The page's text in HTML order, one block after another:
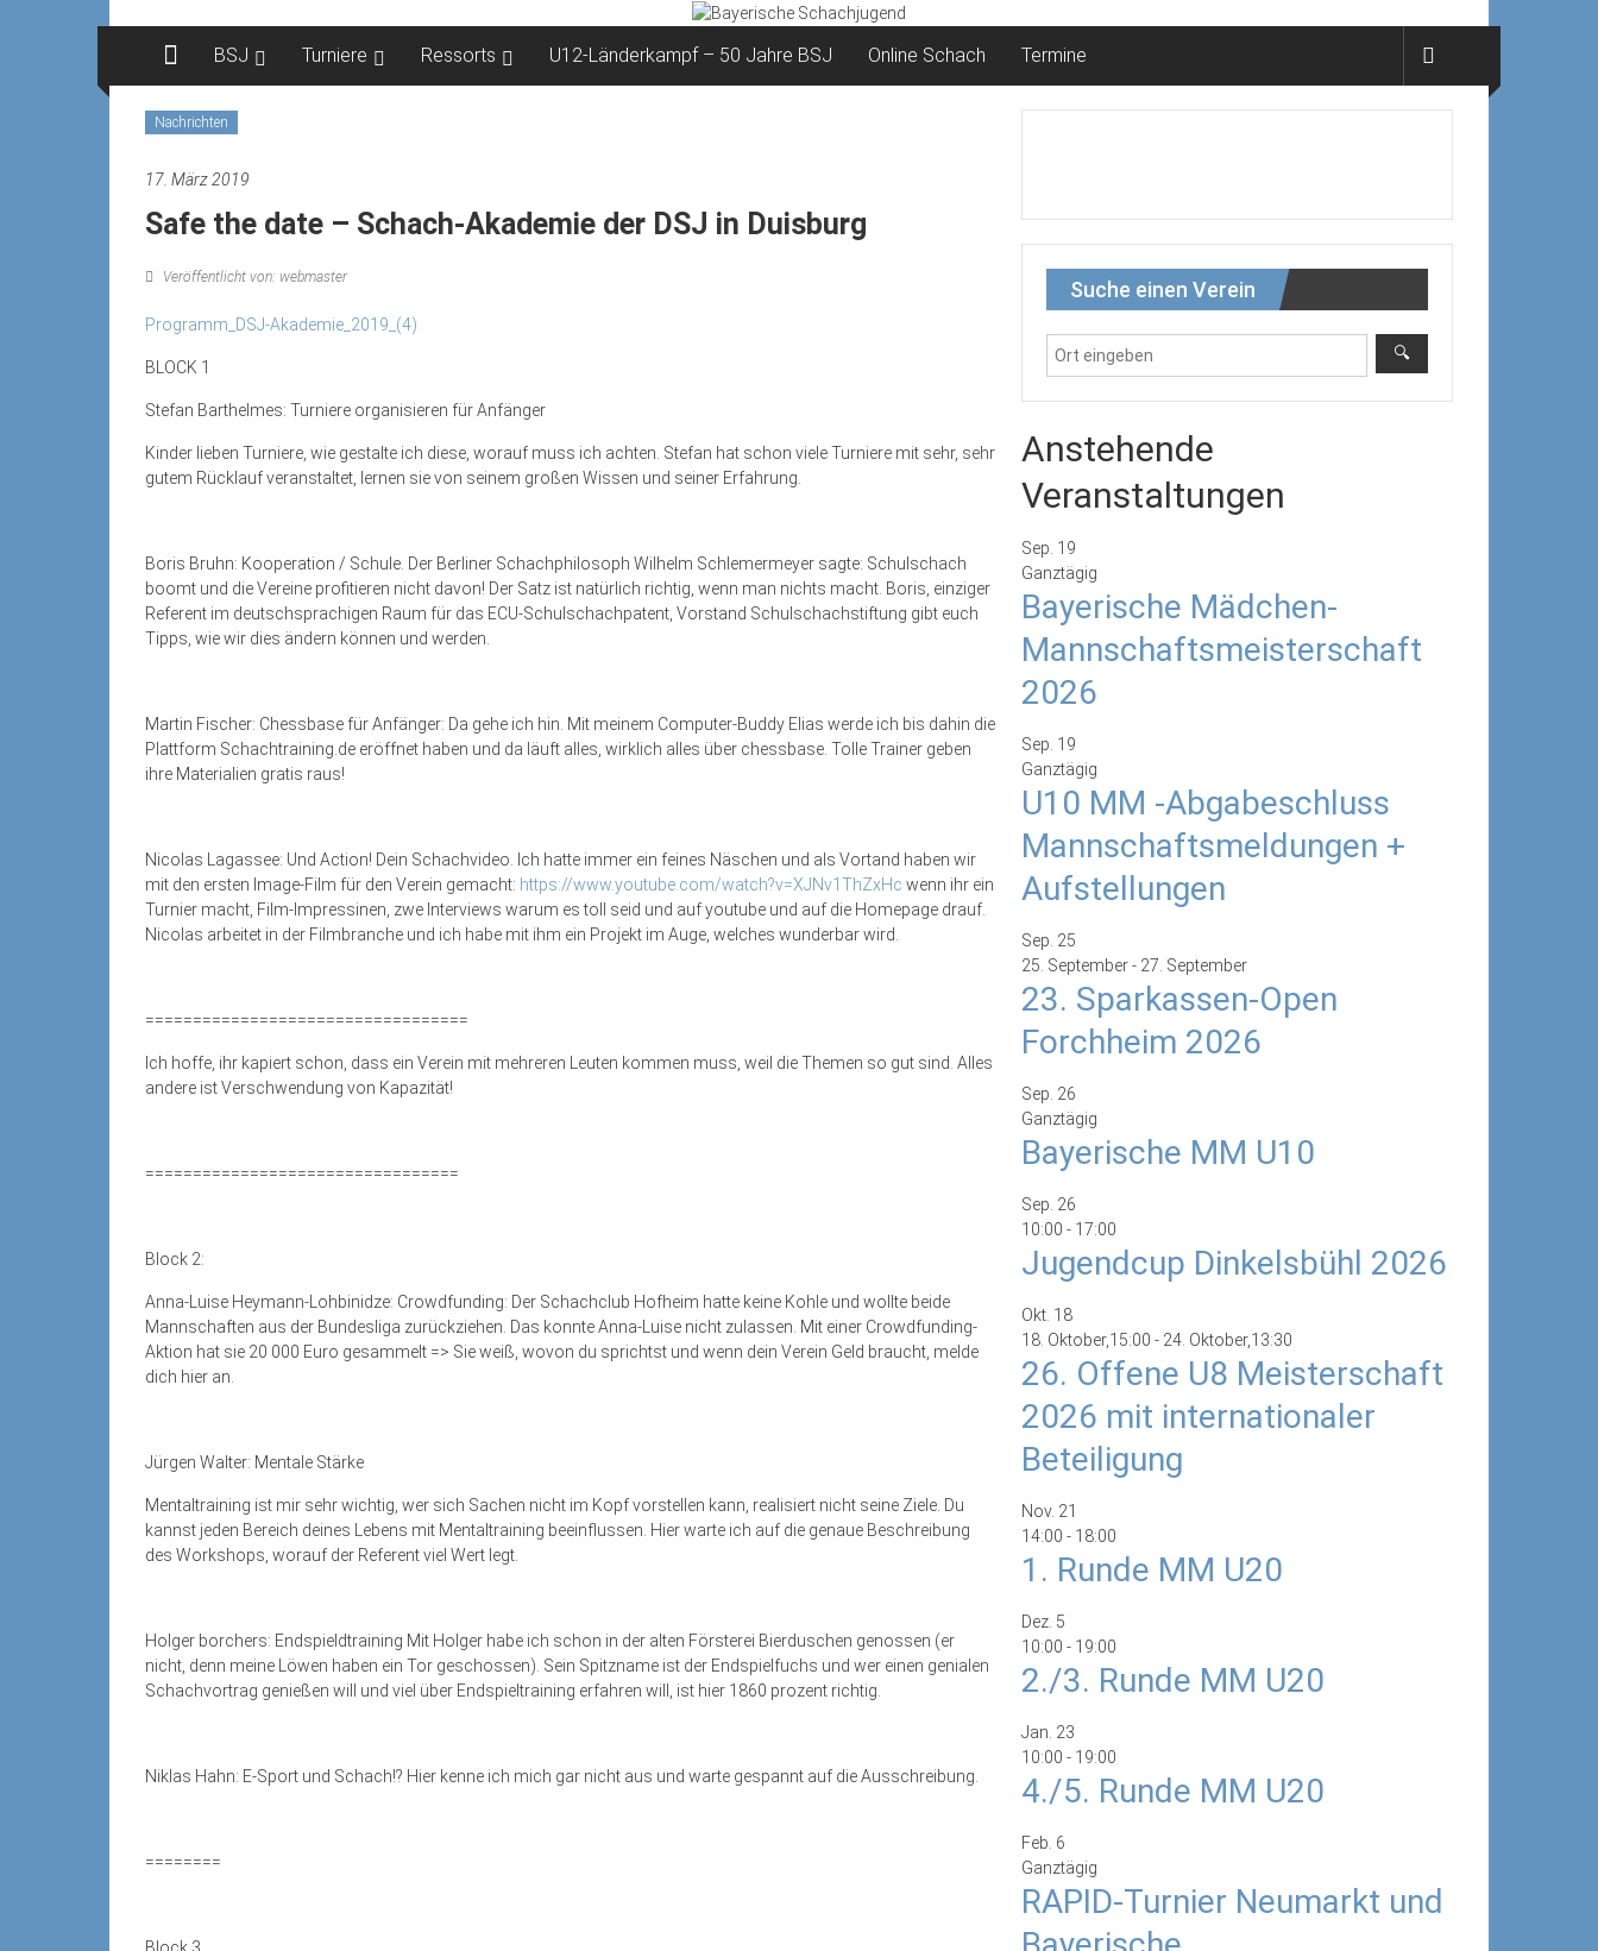
springen
BSJ Turniere Ressorts U12-Länderkampf – 50 Jahre BSJ Online Schach Termine
Nachrichten
17. März 2019
Safe the date – Schach-Akademie der DSJ in Duisburg
Veröffentlicht von: webmaster
Programm_DSJ-Akademie_2019_(4)
BLOCK 1
Stefan Barthelmes: Turniere organisieren für Anfänger
Kinder lieben Turniere, wie gestalte ich diese, worauf muss ich achten. Stefan hat schon viele Turniere mit sehr, sehr
gutem Rücklauf veranstaltet, lernen sie von seinem großen Wissen und seiner Erfahrung.
Boris Bruhn: Kooperation / Schule. Der Berliner Schachphilosoph Wilhelm Schlemermeyer sagte: Schulschach
boomt und die Vereine profitieren nicht davon! Der Satz ist natürlich richtig, wenn man nichts macht. Boris, einziger
Referent im deutschsprachigen Raum für das ECU-Schulschachpatent, Vorstand Schulschachstiftung gibt euch
Tipps, wie wir dies ändern können und werden.
Martin Fischer: Chessbase für Anfänger: Da gehe ich hin. Mit meinem Computer-Buddy Elias werde ich bis dahin die
Plattform Schachtraining.de eröffnet haben und da läuft alles, wirklich alles über chessbase. Tolle Trainer geben
ihre Materialien gratis raus!
Nicolas Lagassee: Und Action! Dein Schachvideo. Ich hatte immer ein feines Näschen und als Vortand haben wir
mit den ersten Image-Film für den Verein gemacht: https://www.youtube.com/watch?v=XJNv1ThZxHc wenn ihr ein
Turnier macht, Film-Impressinen, zwe Interviews warum es toll seid und auf youtube und auf die Homepage drauf.
Nicolas arbeitet in der Filmbranche und ich habe mit ihm ein Projekt im Auge, welches wunderbar wird.
==================================
Ich hoffe, ihr kapiert schon, dass ein Verein mit mehreren Leuten kommen muss, weil die Themen so gut sind. Alles
andere ist Verschwendung von Kapazität!
=================================
Block 2:
Anna-Luise Heymann-Lohbinidze: Crowdfunding: Der Schachclub Hofheim hatte keine Kohle und wollte beide
Mannschaften aus der Bundesliga zurückziehen. Das konnte Anna-Luise nicht zulassen. Mit einer Crowdfunding-
Aktion hat sie 20 000 Euro gesammelt => Sie weiß, wovon du sprichtst und wenn dein Verein Geld braucht, melde
dich hier an.
Jürgen Walter: Mentale Stärke
Mentaltraining ist mir sehr wichtig, wer sich Sachen nicht im Kopf vorstellen kann, realisiert nicht seine Ziele. Du
kannst jeden Bereich deines Lebens mit Mentaltraining beeinflussen. Hier warte ich auf die genaue Beschreibung
des Workshops, worauf der Referent viel Wert legt.
Holger borchers: Endspieldtraining Mit Holger habe ich schon in der alten Försterei Bierduschen genossen (er
nicht, denn meine Löwen haben ein Tor geschossen). Sein Spitzname ist der Endspielfuchs und wer einen genialen
Schachvortrag genießen will und viel über Endspieltraining erfahren will, ist hier 1860 prozent richtig.
Niklas Hahn: E-Sport und Schach!? Hier kenne ich mich gar nicht aus und warte gespannt auf die Ausschreibung.
========
Block 3
Suche einen Verein
Anstehende
Veranstaltungen
Sep. 19
Ganztägig
Bayerische Mädchen-
Mannschaftsmeisterschaft
2026
Sep. 19
Ganztägig
U10 MM -Abgabeschluss
Mannschaftsmeldungen +
Aufstellungen
Sep. 25
25. September- 27. September
23. Sparkassen-Open
Forchheim 2026
Sep. 26
Ganztägig
Bayerische MM U10
Sep. 26
10:00 - 17:00
Jugendcup Dinkelsbühl 2026
Okt. 18
18. Oktober,15:00 - 24. Oktober,13:30
26. Offene U8 Meisterschaft
2026 mit internationaler
Beteiligung
Nov. 21
14:00 - 18:00
1. Runde MM U20
Dez. 5
10:00 - 19:00
2./3. Runde MM U20
Jan. 23
10:00 - 19:00
4./5. Runde MM U20
Feb. 6
Ganztägig
RAPID-Turnier Neumarkt und